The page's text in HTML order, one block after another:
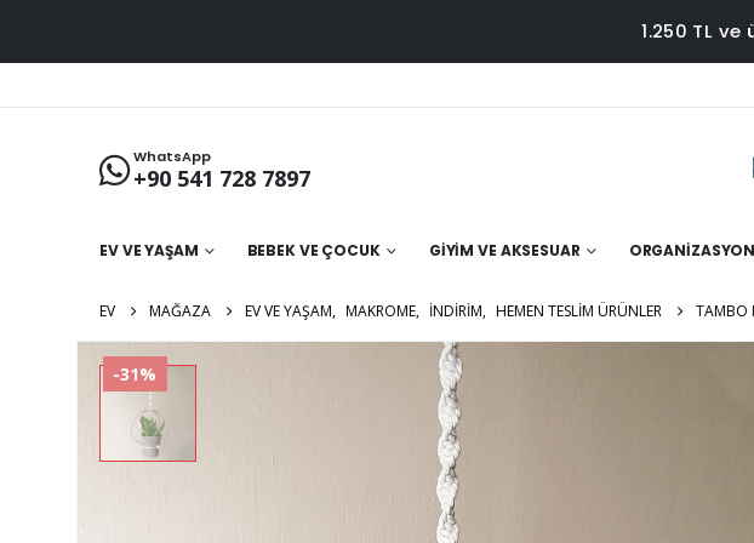
1.250 TL ve
WhatsApp
+90 541 728 7897
EV VE YAŞAM BEBEK VE ÇOCUK GIYIM VE AKSESUAR
EV MAĞAZA EV VE YAŞAM, MAKROME, İNDIRIM, HEMEN TESLIM ÜRÜNLER TAMBO
-31%